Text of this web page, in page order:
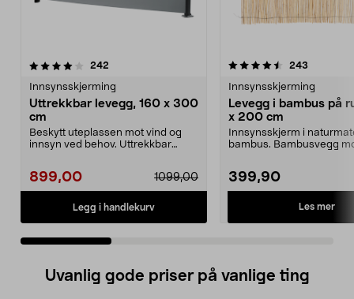
242
Innsynsskjerming
Uttrekkbar levegg, 160 x 300
cm
Beskytt uteplassen mot vind og
innsyn ved behov. Uttrekkbar
899,00 1099,00
Legg i handlekurv
4.5 av 5 stjerner 243
Innsynsskjerming
Levegg i bambus på
x 200 cm
Innsynsskjerm i
bambus. Bambusvegg
399,90
Les mer
4.5 av 5 stjerner
Uvanlig gode priser på vanlige ting